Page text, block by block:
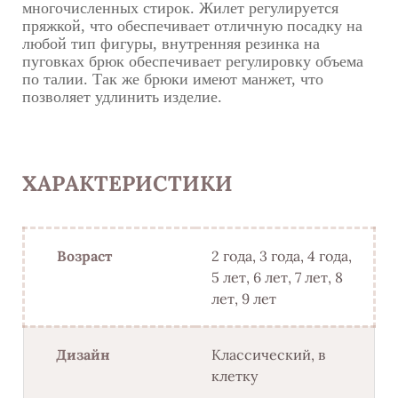
многочисленных стирок. Жилет регулируется
пряжкой, что обеспечивает отличную посадку на
любой тип фигуры, внутренняя резинка на
пуговках брюк обеспечивает регулировку объема
по талии. Так же брюки имеют манжет, что
позволяет удлинить изделие.
ХАРАКТЕРИСТИКИ
Возраст
2 года, 3 года, 4 года,
5 лет, 6 лет, 7 лет, 8
лет, 9 лет
Дизайн
Классический, в
клетку